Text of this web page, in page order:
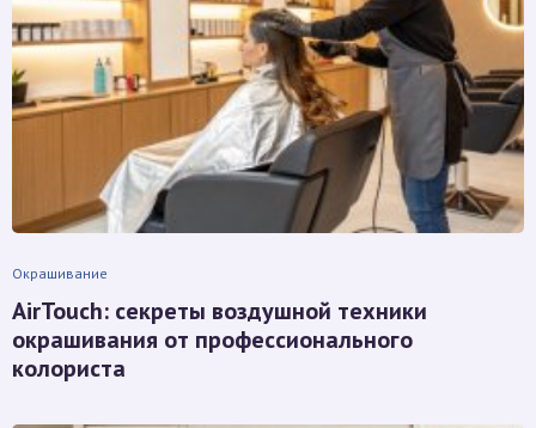
Окрашивание
AirTouch: секреты воздушной техники
окрашивания от профессионального
колориста